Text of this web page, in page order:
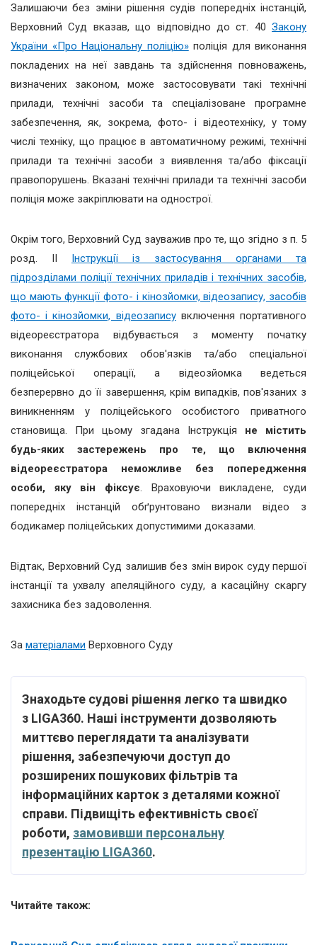
Залишаючи без зміни рішення судів попередніх інстанцій,
Верховний Суд вказав, що відповідно до ст. 40 Закону
України «Про Національну поліцію»поліція для виконання
покладених на неї завдань та здійснення повноважень,
визначених законом, може застосовувати такі технічні
прилади, технічні засоби та спеціалізоване програмне
забезпечення, як, зокрема, фото- і відеотехніку, у тому
числі техніку, що працює в автоматичному режимі, технічні
прилади та технічні засоби з виявлення та/або фіксації
правопорушень. Вказані технічні прилади та технічні засоби
поліція може закріплювати на однострої.
Окрім того, Верховний Суд зауважив про те, що згідно з п. 5
розд. ІІ Інструкції із застосування органами та
підрозділами поліції технічних приладів і технічних засобів,
що мають функції фото- і кінозйомки, відеозапису, засобів
фото- і кінозйомки, відеозаписувключення портативного
відеореєстратора відбувається з моменту початку
виконання службових обов'язків та/або спеціальної
поліцейської операції, а відеозйомка ведеться
безперервно до її завершення, крім випадків, пов'язаних з
виникненням у поліцейського особистого приватного
становища. При цьому згадана Інструкція не містить
будь-яких застережень про те, що включення
відеореєстратора неможливе без попередження
особи, яку він фіксує. Враховуючи викладене, суди
попередніх інстанцій обґрунтовано визнали відео з
бодикамер поліцейських допустимими доказами.
Відтак, Верховний Суд залишив без змін вирок суду першої
інстанції та ухвалу апеляційного суду, а касаційну скаргу
захисника без задоволення.
За матеріалами Верховного Суду
Знаходьте судові рішення легко та швидко
з LIGA360. Наші інструменти дозволяють
миттєво переглядати та аналізувати
рішення, забезпечуючи доступ до
розширених пошукових фільтрів та
інформаційних карток з деталями кожної
справи. Підвищіть ефективність своєї
роботи, замовивши персональну
презентацію LIGA360.
Читайте також: